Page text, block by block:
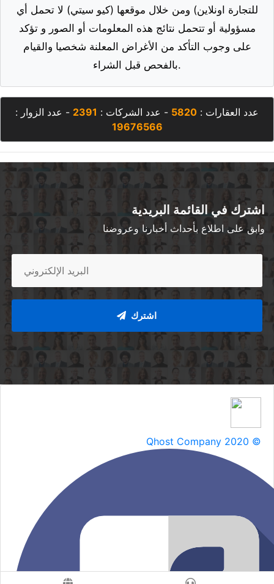
للتجارة اونلاين) ومن خلال موقعها (كيو سيتي) لا تحمل أي
مسؤولية أو تتحمل نتائج هذه المعلومات أو الصور و تؤكد
على وجوب التأكد من الأغراض المعلنة شخصيا والقيام
بالفحص قبل الشراء.
عدد العقارات : 5820 - عدد الشركات : 2391 - عدد الزوار :
19676566
اشترك في القائمة البريدية
وابق على اطلاع بأحداث أخبارنا وعروضنا
اشترك
Qhost Company 2020 ©